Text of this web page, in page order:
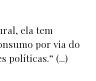
ela tem
por via do
políticas.” (...)